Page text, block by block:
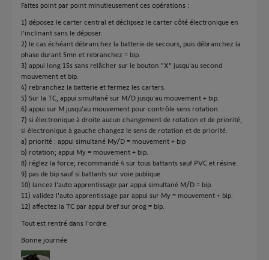
Faites point par point minutieusement ces opérations :
1) déposez le carter central et déclipsez le carter côté électronique en
l'inclinant sans le déposer.
2) le cas échéant débranchez la batterie de secours, puis débranchez la
phase durant 5mn et rebranchez = bip.
3) appui long 15s sans relâcher sur le bouton "X" jusqu'au second
mouvement et bip.
4) rebranchez la batterie et fermez les carters.
5) Sur la TC, appui simultané sur M/D jusqu'au mouvement + bip.
6) appui sur M jusqu'au mouvement pour contrôle sens rotation.
7) si électronique à droite aucun changement de rotation et de priorité,
si électronique à gauche changez le sens de rotation et de priorité.
a) priorité : appui simultané My/D = mouvement + bip
b) rotation; appui My = mouvement + bip.
8) réglez la force; recommandé 4 sur tous battants sauf PVC et résine.
9) pas de bip sauf si battants sur voie publique.
10) lancez l'auto apprentissage par appui simultané M/D = bip.
11) validez l'auto apprentissage par appui sur My = mouvement + bip.
12) affectez la TC par appui bref sur prog = bip.
Tout est rentré dans l'ordre.
Bonne journée